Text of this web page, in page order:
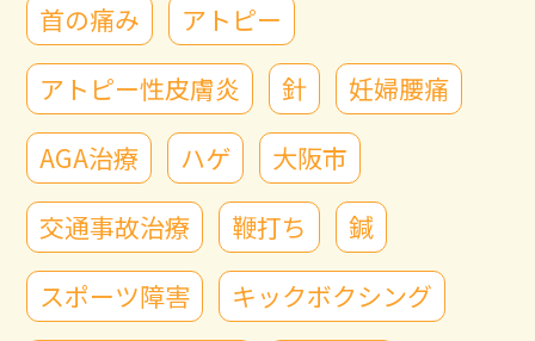
首の痛み
アトピー
アトピー性皮膚炎
針
妊婦腰痛
AGA治療
ハゲ
大阪市
交通事故治療
鞭打ち
鍼
スポーツ障害
キックボクシング